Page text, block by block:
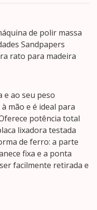
de polir massa
Sandpapers
rato para madeira
e ao seu peso
mão e é ideal para
potência total
lixadora testada
de ferro: a parte
fixa e a ponta
facilmente retirada e